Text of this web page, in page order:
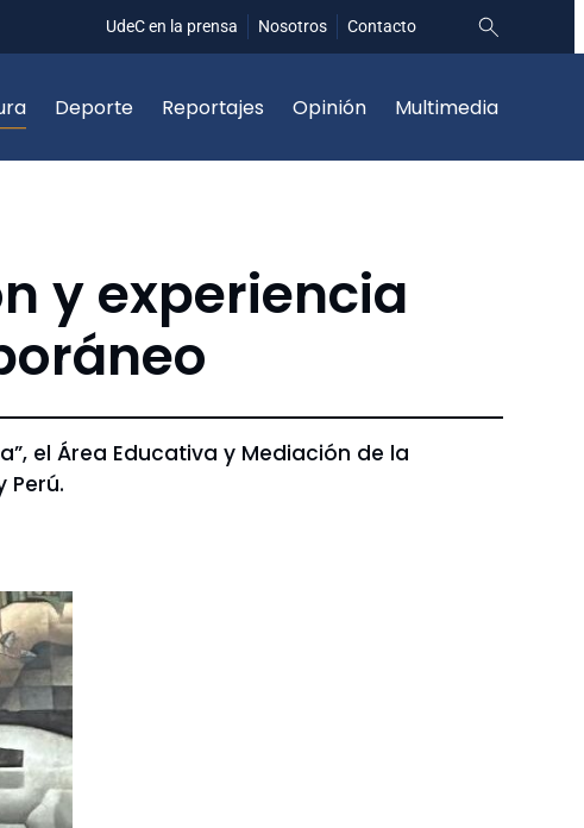
UdeC en la prensa Nosotros Contacto
Deporte Reportajes Opinión Multimedia
y experiencia
el Área Educativa y Mediación de la
Perú.